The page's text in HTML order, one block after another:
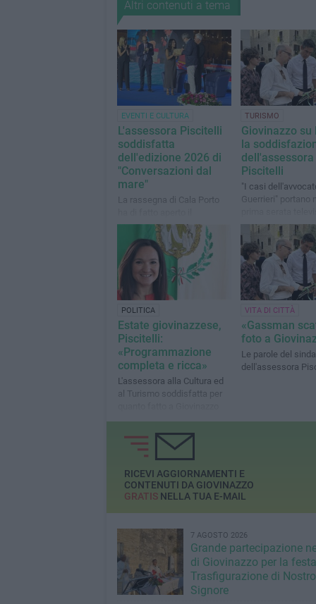
Altri contenuti a tema
EVENTI E CULTURA
L'assessora Piscitelli
soddisfatta
dell'edizione 2026 di
"Conversazioni dal
mare"
La rassegna di Cala Porto
cartellone di eventi estivi
TURISMO
Giovinazzo su
la
dell'assessora
Piscitelli
"I casi
Guerrieri" portano
cittadina adriatica
POLITICA
Estate giovinazzese,
Piscitelli:
«Programmazione
completa e ricca»
L'assessora alla Cultura ed
al Turismo soddisfatta per
VITA DI CITTÀ
«Gassman
foto a
Le parole del
dell'assessora
RICEVI AGGIORNAMENTI E
CONTENUTI DA GIOVINAZZO
GRATISNELLA TUA E-MAIL
7 AGOSTO 2026
Grande partecipazione
di Giovinazzo per la
Trasfigurazione di Nostro
Signore